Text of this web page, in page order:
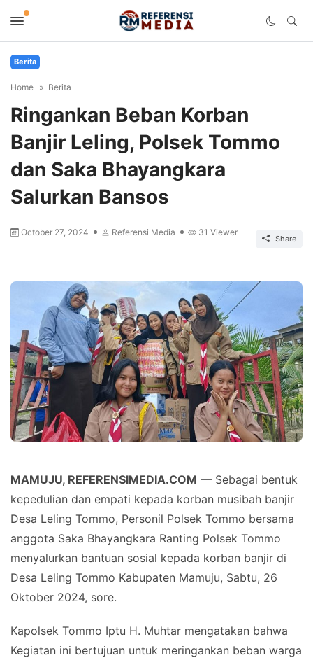
Berita
Home Berita
Ringankan Beban Korban
Banjir Leling, Polsek Tommo
dan Saka Bhayangkara
Salurkan Bansos
October 27, 2024 Referensi Media 31 Viewer
Share
MAMUJU, REFERENSIMEDIA.COM — Sebagai bentuk
kepedulian dan empati kepada korban musibah banjir
Desa Leling Tommo, Personil Polsek Tommo bersama
anggota Saka Bhayangkara Ranting Polsek Tommo
menyalurkan bantuan sosial kepada korban banjir di
Desa Leling Tommo Kabupaten Mamuju, Sabtu, 26
Oktober 2024, sore.
Kapolsek Tommo Iptu H. Muhtar mengatakan bahwa
Kegiatan ini bertujuan untuk meringankan beban warga